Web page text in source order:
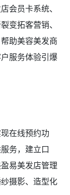
会员卡系统、
变拓客营销、
助美容美发商
服务体验引爆
在线预约功
务，建立口
易美发店管理
摄影、造型化